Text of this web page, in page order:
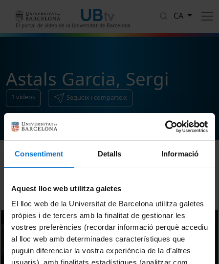
Consentiment Detalls Informació
Aquest lloc web utilitza galetes
El lloc web de la Universitat de Barcelona utilitza galetes
pròpies i de tercers amb la finalitat de gestionar les
vostres preferències (recordar informació perquè accediu
al lloc web amb determinades característiques que
puguin diferenciar la vostra experiència de la d’altres
usuaris), amb finalitats estadístiques (analitzar com
El portal de vídeo de la Universitat de Barcelona
CA
Astals Garcia, Sergi
1 vídeos Segueix i comparteix
Ordenar